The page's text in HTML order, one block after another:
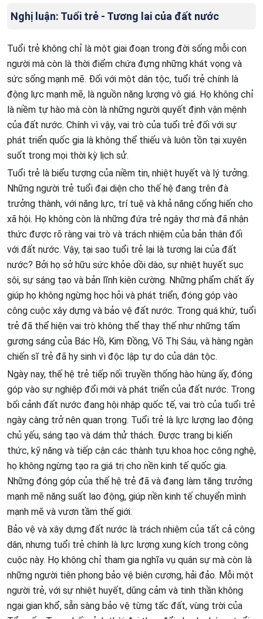
Nghị luận: Tuổi trẻ - Tương lai của đất nước
Tuổi trẻ không chỉ là một giai đoạn trong đời sống mỗi con
người mà còn là thời điểm chứa đựng những khát vọng và
sức sống mạnh mẽ. Đối với một dân tộc, tuổi trẻ chính là
động lực mạnh mẽ, là nguồn năng lượng vô giá. Họ không chỉ
là niềm tự hào mà còn là những người quyết định vận mệnh
của đất nước. Chính vì vậy, vai trò của tuổi trẻ đối với sự
phát triển quốc gia là không thể thiếu và luôn tồn tại xuyên
suốt trong mọi thời kỳ lịch sử.
Tuổi trẻ là biểu tượng của niềm tin, nhiệt huyết và lý tưởng.
Những người trẻ tuổi đại diện cho thế hệ đang trên đà
trưởng thành, với năng lực, trí tuệ và khả năng cống hiến cho
xã hội. Họ không còn là những đứa trẻ ngây thơ mà đã nhận
thức được rõ ràng vai trò và trách nhiệm của bản thân đối
với đất nước. Vậy, tại sao tuổi trẻ lại là tương lai của đất
nước? Bởi họ sở hữu sức khỏe dồi dào, sự nhiệt huyết sục
sôi, sự sáng tạo và bản lĩnh kiên cường. Những phẩm chất ấy
giúp họ không ngừng học hỏi và phát triển, đóng góp vào
công cuộc xây dựng và bảo vệ đất nước. Trong quá khứ, tuổi
trẻ đã thể hiện vai trò không thể thay thế như những tấm
gương sáng của Bác Hồ, Kim Đồng, Võ Thị Sáu, và hàng ngàn
chiến sĩ trẻ đã hy sinh vì độc lập tự do của dân tộc.
Ngày nay, thế hệ trẻ tiếp nối truyền thống hào hùng ấy, đóng
góp vào sự nghiệp đổi mới và phát triển của đất nước. Trong
bối cảnh đất nước đang hội nhập quốc tế, vai trò của tuổi trẻ
ngày càng trở nên quan trọng. Tuổi trẻ là lực lượng lao động
chủ yếu, sáng tạo và dám thử thách. Được trang bị kiến
thức, kỹ năng và tiếp cận các thành tựu khoa học công nghệ,
họ không ngừng tạo ra giá trị cho nền kinh tế quốc gia.
Những đóng góp của thế hệ trẻ đã và đang làm tăng trưởng
mạnh mẽ năng suất lao động, giúp nền kinh tế chuyển mình
mạnh mẽ và vươn tầm thế giới.
Bảo vệ và xây dựng đất nước là trách nhiệm của tất cả công
dân, nhưng tuổi trẻ chính là lực lượng xung kích trong công
cuộc này. Họ không chỉ tham gia nghĩa vụ quân sự mà còn là
những người tiên phong bảo vệ biên cương, hải đảo. Mỗi một
người trẻ, với sự nhiệt huyết, dũng cảm và tinh thần không
ngại gian khổ, sẵn sàng bảo vệ từng tấc đất, vùng trời của